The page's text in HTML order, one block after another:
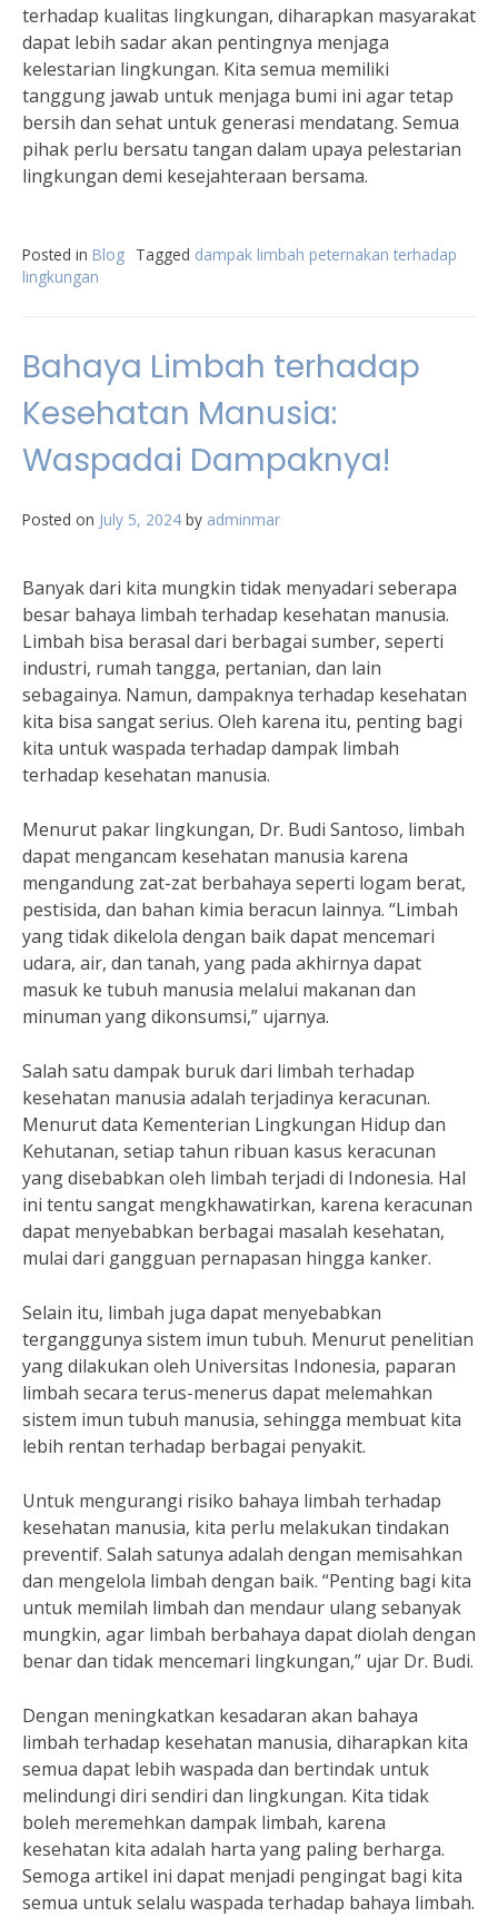
terhadap kualitas lingkungan, diharapkan masyarakat
dapat lebih sadar akan pentingnya menjaga
kelestarian lingkungan. Kita semua memiliki
tanggung jawab untuk menjaga bumi ini agar tetap
bersih dan sehat untuk generasi mendatang. Semua
pihak perlu bersatu tangan dalam upaya pelestarian
lingkungan demi kesejahteraan bersama.
Posted in Blog Tagged dampak limbah peternakan terhadap
lingkungan
Bahaya Limbah terhadap
Kesehatan Manusia:
Waspadai Dampaknya!
Posted on July 5, 2024 by adminmar
Banyak dari kita mungkin tidak menyadari seberapa
besar bahaya limbah terhadap kesehatan manusia.
Limbah bisa berasal dari berbagai sumber, seperti
industri, rumah tangga, pertanian, dan lain
sebagainya. Namun, dampaknya terhadap kesehatan
kita bisa sangat serius. Oleh karena itu, penting bagi
kita untuk waspada terhadap dampak limbah
terhadap kesehatan manusia.
Menurut pakar lingkungan, Dr. Budi Santoso, limbah
dapat mengancam kesehatan manusia karena
mengandung zat-zat berbahaya seperti logam berat,
pestisida, dan bahan kimia beracun lainnya. “Limbah
yang tidak dikelola dengan baik dapat mencemari
udara, air, dan tanah, yang pada akhirnya dapat
masuk ke tubuh manusia melalui makanan dan
minuman yang dikonsumsi,” ujarnya.
Salah satu dampak buruk dari limbah terhadap
kesehatan manusia adalah terjadinya keracunan.
Menurut data Kementerian Lingkungan Hidup dan
Kehutanan, setiap tahun ribuan kasus keracunan
yang disebabkan oleh limbah terjadi di Indonesia. Hal
ini tentu sangat mengkhawatirkan, karena keracunan
dapat menyebabkan berbagai masalah kesehatan,
mulai dari gangguan pernapasan hingga kanker.
Selain itu, limbah juga dapat menyebabkan
terganggunya sistem imun tubuh. Menurut penelitian
yang dilakukan oleh Universitas Indonesia, paparan
limbah secara terus-menerus dapat melemahkan
sistem imun tubuh manusia, sehingga membuat kita
lebih rentan terhadap berbagai penyakit.
Untuk mengurangi risiko bahaya limbah terhadap
kesehatan manusia, kita perlu melakukan tindakan
preventif. Salah satunya adalah dengan memisahkan
dan mengelola limbah dengan baik. “Penting bagi kita
untuk memilah limbah dan mendaur ulang sebanyak
mungkin, agar limbah berbahaya dapat diolah dengan
benar dan tidak mencemari lingkungan,” ujar Dr. Budi.
Dengan meningkatkan kesadaran akan bahaya
limbah terhadap kesehatan manusia, diharapkan kita
semua dapat lebih waspada dan bertindak untuk
melindungi diri sendiri dan lingkungan. Kita tidak
boleh meremehkan dampak limbah, karena
kesehatan kita adalah harta yang paling berharga.
Semoga artikel ini dapat menjadi pengingat bagi kita
semua untuk selalu waspada terhadap bahaya limbah.